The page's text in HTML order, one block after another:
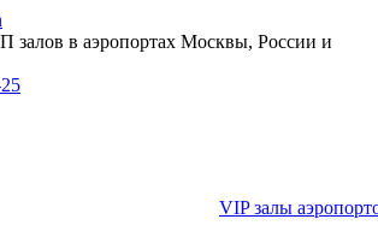
залов в аэропортах Москвы, России и
VIP залы